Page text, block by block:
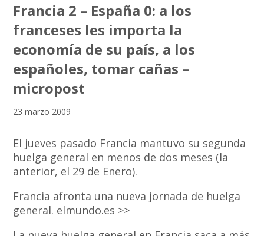
Francia 2 – España 0: a los
franceses les importa la
economía de su país, a los
españoles, tomar cañas –
micropost
23 marzo 2009
El jueves pasado Francia mantuvo su segunda
huelga general en menos de dos meses (la
anterior, el 29 de Enero).
Francia afronta una nueva jornada de huelga
general. elmundo.es >>